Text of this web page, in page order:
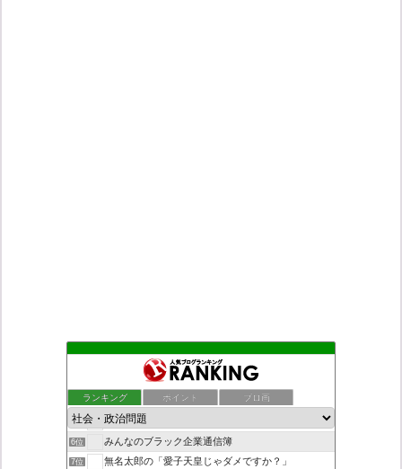
ランキング ポイント ブロ画
もえるあじあ
死神タカ位置サナエのオイルショックドクトリン憲法改悪計画！
恥を知れ、恥を
5位 ダリチョコ dalichoko
6位 みんなのブラック企業通信簿
7位 無名太郎の「愛子天皇じゃダメですか？」